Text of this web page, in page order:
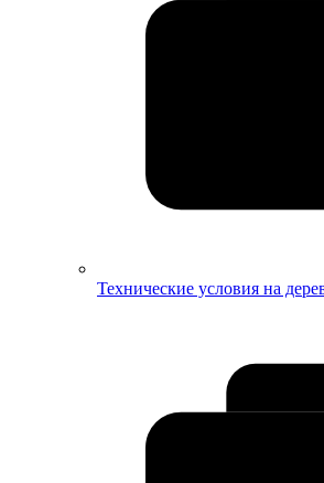
Технические условия на